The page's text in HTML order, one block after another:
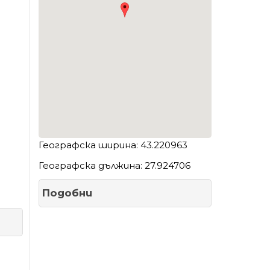
Географска ширина: 43.220963
Географска дължина: 27.924706
Подобни